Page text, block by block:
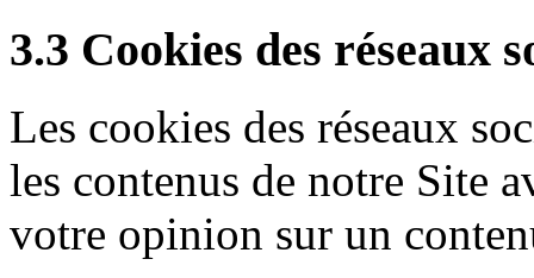
3.3 Cookies des réseaux
Les cookies des réseaux
les contenus de notre Site
votre opinion sur un